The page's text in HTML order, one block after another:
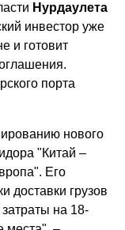
Нурдаулета
инвестор уже
и готовит
порта
нового
"Китай –
Его
доставки грузов
на 18-